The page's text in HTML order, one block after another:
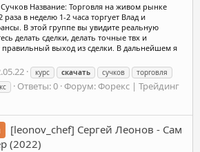
Сучков Название: Торговля на живом рынке
раза в неделю 1-2 часа торгует Влад и
В этой группе вы увидите реальную
делать сделки, делать точные твх и
правильный выход из сделки. В дальнейшем я
курс скачать сучков
торговля
Ответы: 0 Форум:Форекс | Трейдинг
[leonov_chef] Сергей Леонов - Сам
(2022)